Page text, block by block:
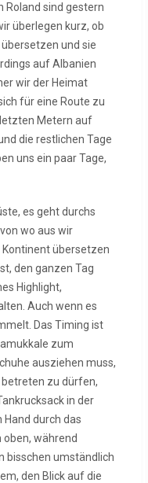
Roland sind gestern
überlegen kurz, ob
und sie
auf Albanien
wir der Heimat
für eine Route zu
Metern auf
die restlichen Tage
uns ein paar Tage,
es geht durchs
wo aus wir
übersetzen
den ganzen Tag
Highlight,
Auch wenn es
Das Timing ist
zum
ausziehen muss,
zu dürfen,
in der
Hand durch das
während
bisschen umständlich
den Blick auf die